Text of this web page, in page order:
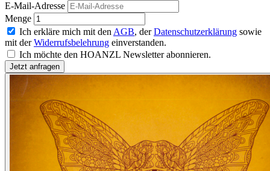
E-Mail-Adresse
Menge
Ich erkläre mich mit den AGB, derDatenschutzerklärung sowie
mit derWiderrufsbelehrung einverstanden.
Ich möchte den HOANZL Newsletter abonnieren.